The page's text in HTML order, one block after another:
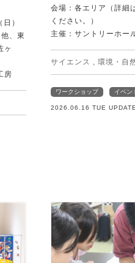
）
、東
ヶ
房
会場：各エリア（詳細
ください。）
主催：サントリーホー
サイエンス , 環境・自
ワークショップ イベン
2026.06.16 TUE